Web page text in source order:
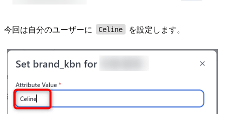
今回は自分のユーザーに Celine を設定します。